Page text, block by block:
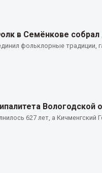
в Семёнкове
фольклорные традиции,
Вологодской
627 лет, а Кичменгский